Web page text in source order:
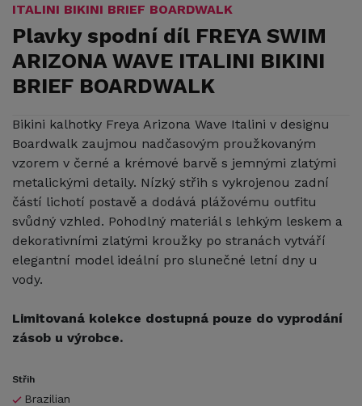
ITALINI BIKINI BRIEF BOARDWALK
Plavky spodní díl FREYA SWIM
ARIZONA WAVE ITALINI BIKINI
BRIEF BOARDWALK
Bikini kalhotky Freya Arizona Wave Italini v designu
Boardwalk zaujmou nadčasovým proužkovaným
vzorem v černé a krémové barvě s jemnými zlatými
metalickými detaily. Nízký střih s vykrojenou zadní
částí lichotí postavě a dodává plážovému outfitu
svůdný vzhled. Pohodlný materiál s lehkým leskem a
dekorativními zlatými kroužky po stranách vytváří
elegantní model ideální pro slunečné letní dny u
vody.
Limitovaná kolekce dostupná pouze do vyprodání
zásob u výrobce.
Střih
Brazilian